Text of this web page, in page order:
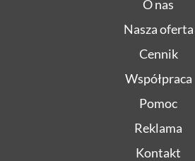
O nas
Nasza oferta
Cennik
Współpraca
Pomoc
Reklama
Kontakt